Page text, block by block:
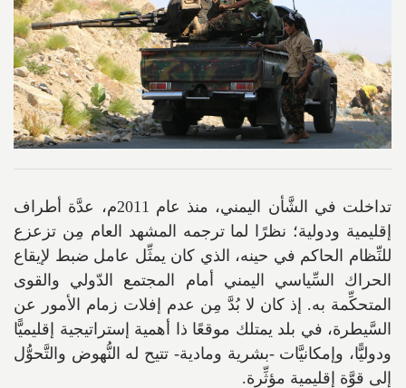
تداخلت في الشَّأن اليمني، منذ عام 2011م، عدَّة أطراف
إقليمية ودولية؛ نظرًا لما ترجمه المشهد العام مِن تزعزع
للنِّظام الحاكم في حينه، الذي كان يمثِّل عامل ضبط لإيقاع
الحراك السِّياسي اليمني أمام المجتمع الدّولي والقوى
المتحكِّمة به. إذ كان لا بُدَّ مِن عدم إفلات زمام الأمور عن
السَّيطرة، في بلد يمتلك موقعًا ذا أهمية إستراتيجية إقليميًّا
ودوليًّا، وإمكانيَّات -بشرية ومادية- تتيح له النُّهوض والتَّحوُّل
إلى قوَّة إقليمية مؤثِّرة.